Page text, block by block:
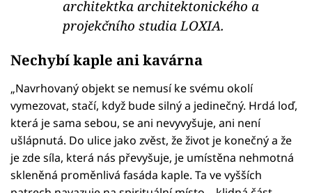
architektka architektonického a
projekčního studia LOXIA.
Nechybí kaple ani kavárna
„Navrhovaný objekt se nemusí ke svému okolí
vymezovat, stačí, když bude silný a jedinečný. Hrdá loď,
která je sama sebou, se ani nevyvyšuje, ani není
ušlápnutá. Do ulice jako zvěst, že život je konečný a že
je zde síla, která nás převyšuje, je umístěna nehmotná
skleněná proměnlivá fasáda kaple. Ta ve vyšších